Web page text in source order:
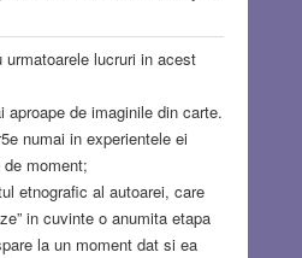
lucruri in acest
de imaginile din carte.
numai in experientele ei
moment;
etnografic al autoarei, care
in cuvinte o anumita etapa
la un moment dat si ea